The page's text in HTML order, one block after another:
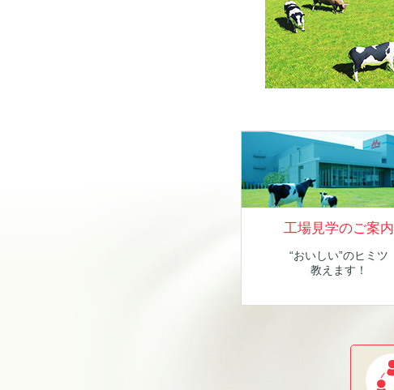
工場見学のご案内
“おいしい”のヒミツ
教えます！